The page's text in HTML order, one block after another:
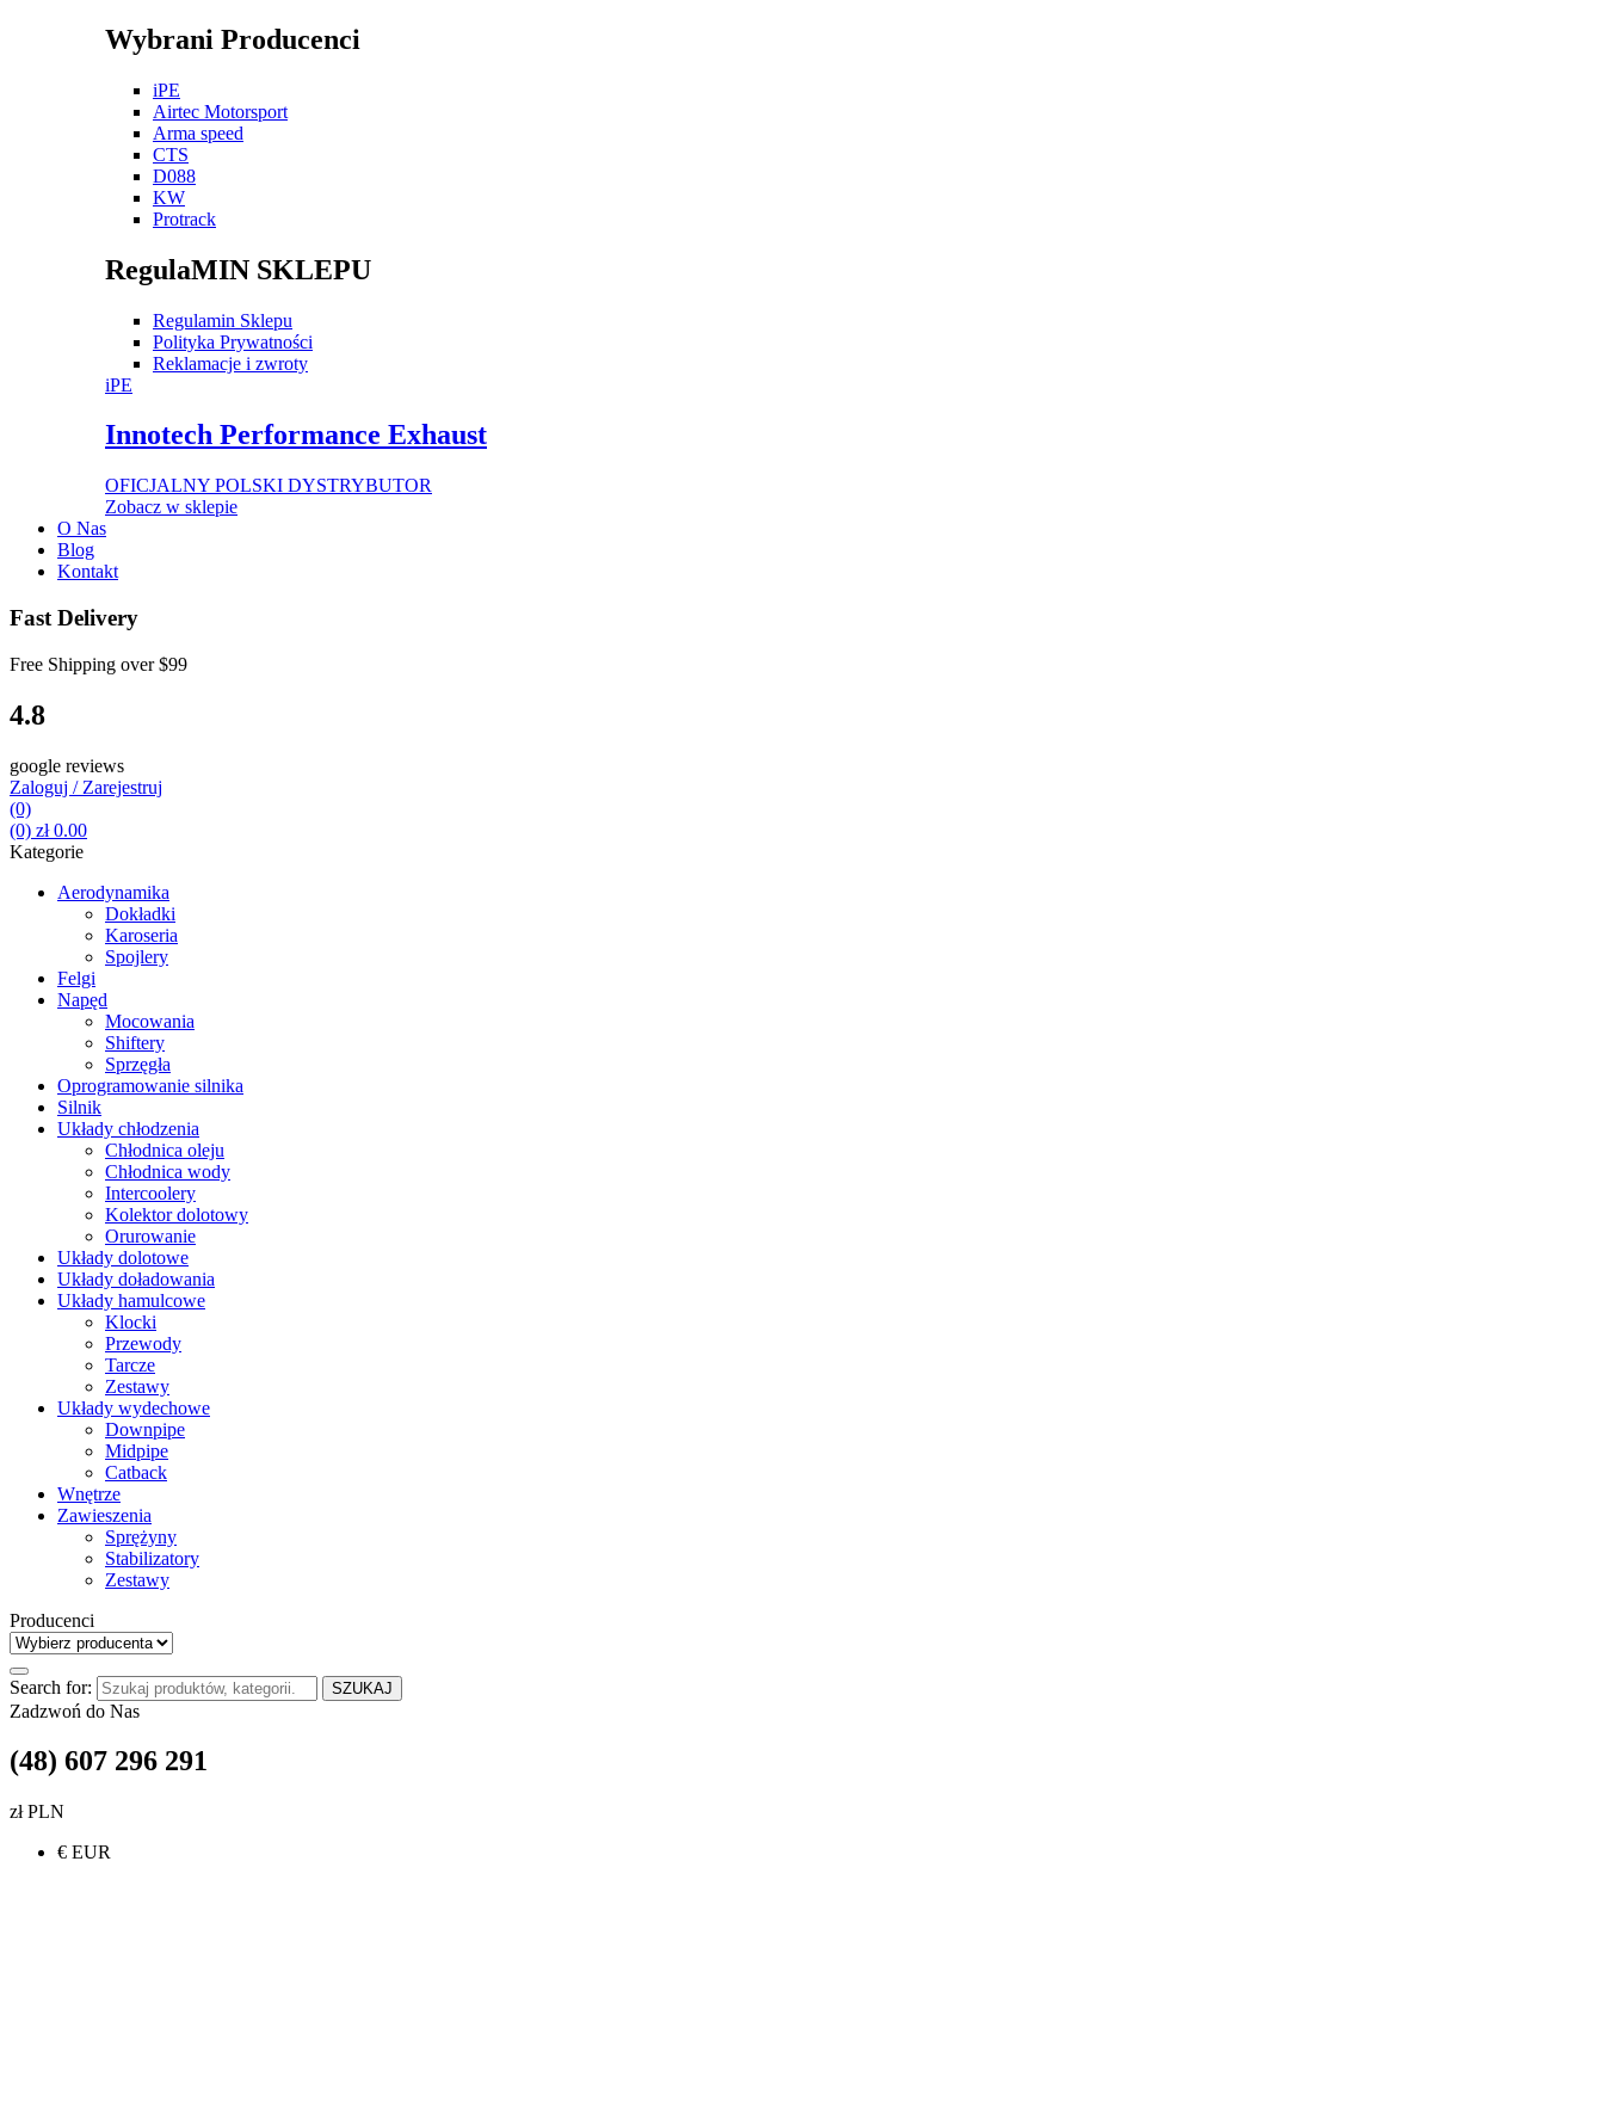
Wybrani Producenci
iPE
Airtec Motorsport
Arma speed
CTS
D088
KW
Protrack
RegulaMIN SKLEPU
Regulamin Sklepu
Polityka Prywatności
Reklamacje i zwroty
iPE
Innotech Performance Exhaust
OFICJALNY POLSKI DYSTRYBUTOR
Zobacz w sklepie
O Nas
Blog
Kontakt
Fast Delivery
Free Shipping over$99
4.8
google reviews
Zaloguj / Zarejestruj
(0)
(0) zł0.00
Kategorie
Aerodynamika
Dokładki
Karoseria
Spojlery
Felgi
Napęd
Mocowania
Shiftery
Sprzęgła
Oprogramowanie silnika
Silnik
Układy chłodzenia
Chłodnica oleju
Chłodnica wody
Intercoolery
Kolektor dolotowy
Orurowanie
Układy dolotowe
Układy doładowania
Układy hamulcowe
Klocki
Przewody
Tarcze
Zestawy
Układy wydechowe
Downpipe
Midpipe
Catback
Wnętrze
Zawieszenia
Sprężyny
Stabilizatory
Zestawy
Producenci
Search for: SZUKAJ
Zadzwoń do Nas
(48) 607 296 291
zł PLN
€ EUR